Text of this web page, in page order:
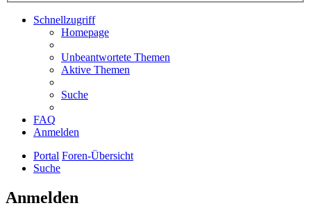
Schnellzugriff
Homepage
Unbeantwortete Themen
Aktive Themen
Suche
FAQ
Anmelden
Portal Foren-Übersicht
Suche
Anmelden